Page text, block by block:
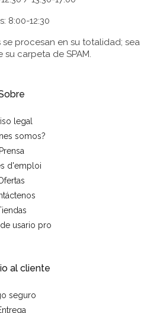
8:00-12:30
procesan en su totalidad; sea
su carpeta de SPAM.
legal
somos?
Prensa
d'emploi
usario pro
al cliente
seguro